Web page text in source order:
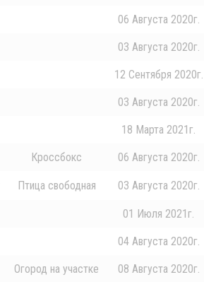
06 Августа 2020г.
03 Августа 2020г.
12 Сентября 2020г.
03 Августа 2020г.
18 Марта 2021г.
Кроссбокс 06 Августа 2020г.
Птица свободная 03 Августа 2020г.
01 Июля 2021г.
04 Августа 2020г.
Огород на участке 08 Августа 2020г.